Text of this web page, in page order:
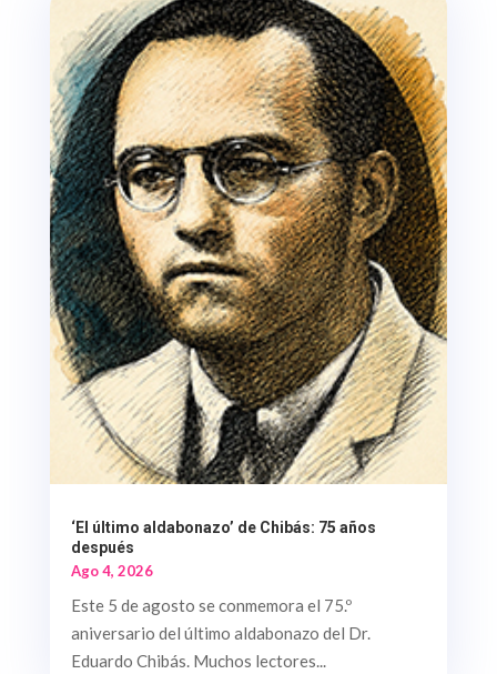
‘El último aldabonazo’ de Chibás: 75 años
después
Ago 4, 2026
Este 5 de agosto se conmemora el 75.º
aniversario del último aldabonazo del Dr.
Eduardo Chibás. Muchos lectores...